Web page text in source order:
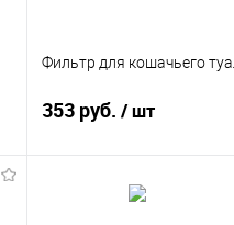
Фильтр для кошачьего
353 руб. / шт